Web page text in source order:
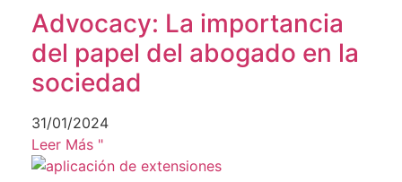
Advocacy: La importancia
del papel del abogado en la
sociedad
31/01/2024
Leer Más "